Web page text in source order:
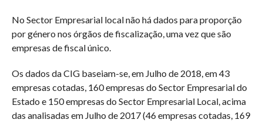
No Sector Empresarial local não há dados para proporção
por género nos órgãos de fiscalização, uma vez que são
empresas de fiscal único.
Os dados da CIG baseiam-se, em Julho de 2018, em 43
empresas cotadas, 160 empresas do Sector Empresarial do
Estado e 150 empresas do Sector Empresarial Local, acima
das analisadas em Julho de 2017 (46 empresas cotadas, 169